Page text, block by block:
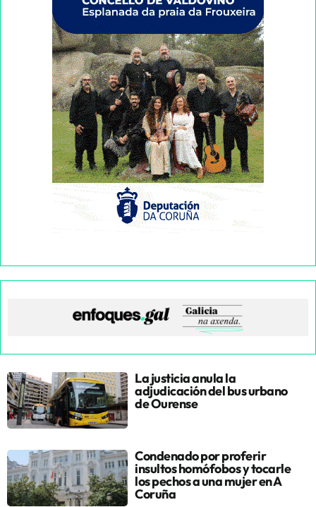
La justicia anula la
adjudicación del bus urbano
de Ourense
Condenado por proferir
insultos homófobos y tocarle
los pechos a una mujer en A
Coruña